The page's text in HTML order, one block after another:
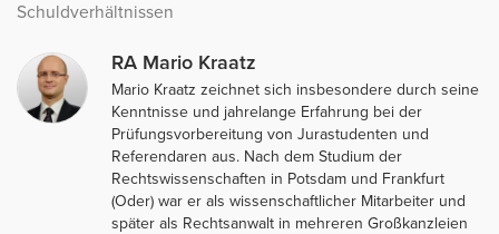
Schuldverhältnissen
RA Mario Kraatz
Mario Kraatz zeichnet sich insbesondere durch seine
Kenntnisse und jahrelange Erfahrung bei der
Prüfungsvorbereitung von Jurastudenten und
Referendaren aus. Nach dem Studium der
Rechtswissenschaften in Potsdam und Frankfurt
(Oder) war er als wissenschaftlicher Mitarbeiter und
später als Rechtsanwalt in mehreren Großkanzleien